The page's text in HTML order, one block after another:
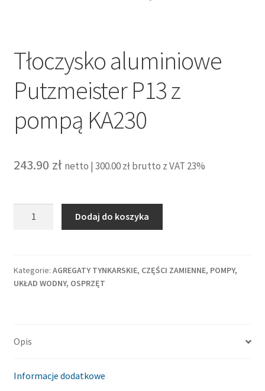
Tłoczysko aluminiowe
Putzmeister P13 z
pompą KA230
243.90 zł netto | 300.00złbrutto z VAT 23%
P13
z
Dodaj do koszyka
Kategorie: AGREGATY TYNKARSKIE, CZĘŚCI ZAMIENNE, POMPY,
UKŁAD WODNY, OSPRZĘT
Opis
Informacje dodatkowe